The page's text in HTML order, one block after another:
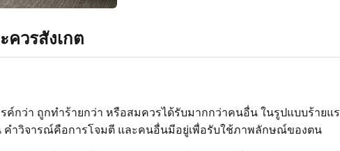
วรสังเกต
ว่า ถูกทำร้ายกว่า หรือสมควรได้รับมากกว่าคนอื่น ในรูปแบบร้าย
คำวิจารณ์คือการโจมตี และคนอื่นมีอยู่เพื่อรับใช้ภาพลักษณ์ของตน